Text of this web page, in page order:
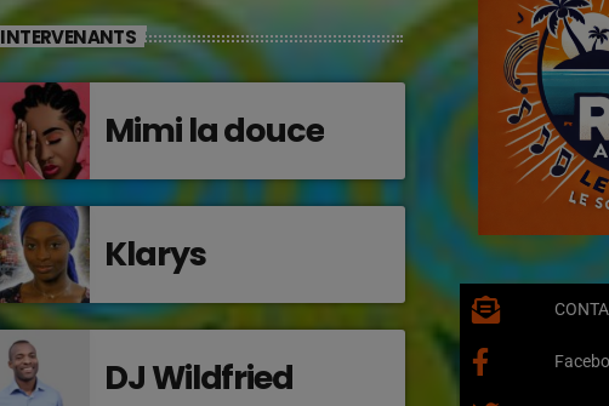
INTERVENANTS
Mimi la douce
Klarys
DJ Wildfried